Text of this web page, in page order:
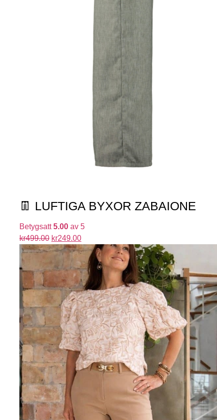
👖 LUFTIGA BYXOR ZABAIONE
Betygsatt5.00 av 5
kr499.00 kr249.00